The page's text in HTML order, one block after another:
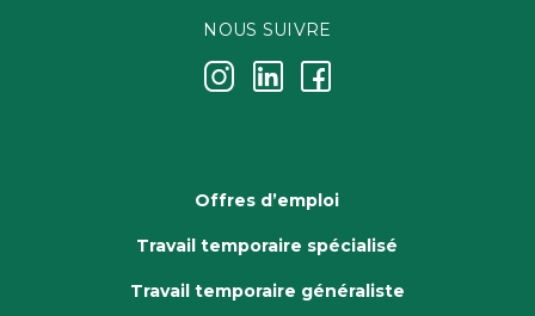
NOUS SUIVRE
j k i
Offres d’emploi
Travail temporaire spécialisé
Travail temporaire généraliste